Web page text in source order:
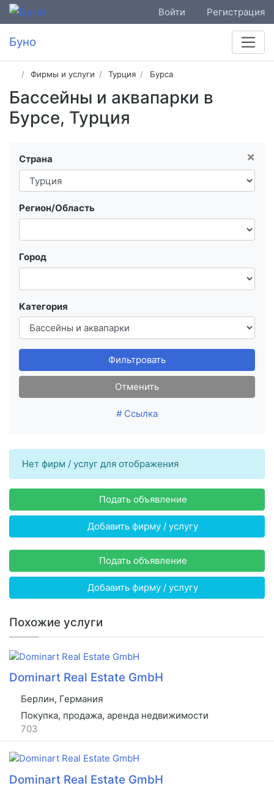
Войти Регистрация
Буно
Фирмы и услуги Турция Бурса
Бассейны и аквапарки в
Бурсе, Турция
×
Страна
Регион/Область
Город
Категория
Фильтровать
Отменить
# Ссылка
Нет фирм / услуг для отображения
Подать объявление
Добавить фирму / услугу
Подать объявление
Добавить фирму / услугу
Похожие услуги
Dominart Real Estate GmbH
Берлин, Германия
Покупка, продажа, аренда недвижимости
703
Dominart Real Estate GmbH